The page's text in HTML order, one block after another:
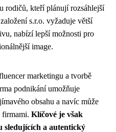
rodičů, kteří plánují rozsáhlejší
s.r.o. vyžaduje větší
nabízí lepší možnosti pro
image.
marketingu a tvorbě
podnikání umožňuje
obsahu a navíc může
firmami. Klíčové je však
sledujících a autentický